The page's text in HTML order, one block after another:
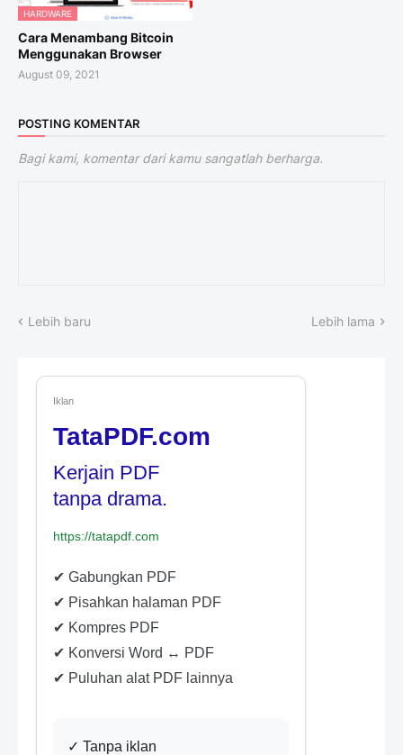
HARDWARE
Cara Menambang Bitcoin
Menggunakan Browser
August 09, 2021
POSTING KOMENTAR
Bagi kami, komentar dari kamu sangatlah berharga.
Lebih baru Lebih lama
Iklan
TataPDF.com
Kerjain PDF
tanpa drama.
https://tatapdf.com
✔ Gabungkan PDF
✔ Pisahkan halaman PDF
✔ Kompres PDF
✔ Konversi Word ↔ PDF
✔ Puluhan alat PDF lainnya
✓ Tanpa iklan